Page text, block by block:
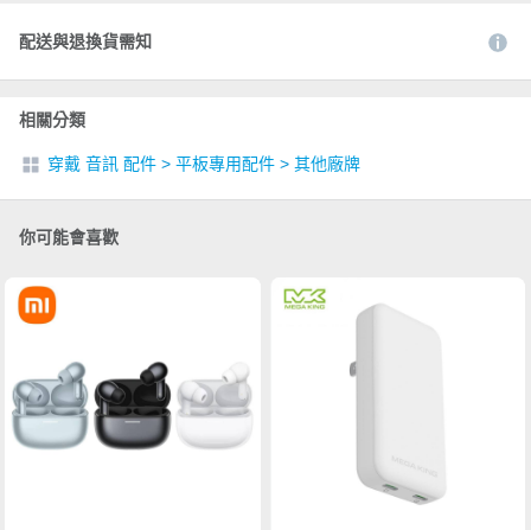
配送與退換貨需知
相關分類
穿戴 音訊 配件 > 平板專用配件 > 其他廠牌
你可能會喜歡